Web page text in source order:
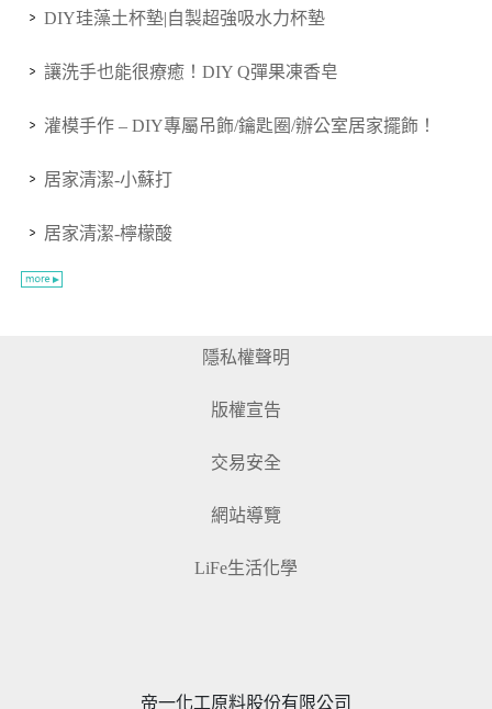
DIY珪藻土杯墊|自製超強吸水力杯墊
讓洗手也能很療癒！DIY Q彈果凍香皂
灌模手作 – DIY專屬吊飾/鑰匙圈/辦公室居家擺飾！
居家清潔-小蘇打
居家清潔-檸檬酸
隱私權聲明
版權宣告
交易安全
網站導覽
LiFe生活化學